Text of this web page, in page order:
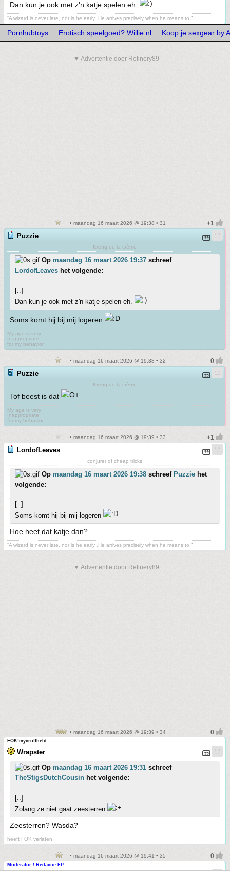
Dan kun je ook met z'n katje spelen eh.
“A wizard is never late, nor is he early .He arrives precisely when he means to.”
Pornhubtoys Erotisch speelgoed? Willie.nl Koop je sexgear by
▼ Advertentie door Refinery89
• maandag 16 maart 2026 @ 19:38 • 31
Puzzie
Kreng de la crème
Op maandag 16 maart 2026 19:37 schreef
LordofLeaves het volgende:
[..]
Dan kun je ook met z'n katje spelen eh.
Soms komt hij bij mij logeren
My age is very
Inappropriate
for my behavior
• maandag 16 maart 2026 @ 19:38 • 32
Puzzie
Kreng de la crème
Tof beest is dat
My age is very
Inappropriate
for my behavior
• maandag 16 maart 2026 @ 19:39 • 33
LordofLeaves
conjurer of cheap tricks
Op maandag 16 maart 2026 19:38 schreef Puzzie het
volgende:
[..]
Soms komt hij bij mij logeren
Hoe heet dat katje dan?
“A wizard is never late, nor is he early .He arrives precisely when he means to.”
▼ Advertentie door Refinery89
• maandag 16 maart 2026 @ 19:39 • 34
FOK!mycroftheld
Wrapster
Op maandag 16 maart 2026 19:31 schreef
TheStigsDutchCousin het volgende:
[..]
Zolang ze niet gaat zeesterren
Zeesterren? Wasda?
heeft FOK verlaten
• maandag 16 maart 2026 @ 19:41 • 35
Moderator / Redactie FP